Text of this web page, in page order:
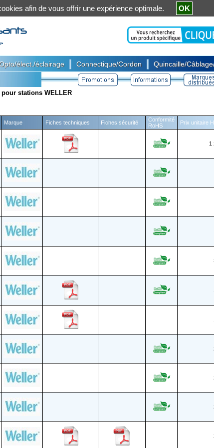
élect./éclairage Connectique/Cordon Quincaille/
pour stations WELLER
Marque Fiches techniques Fiches sécurité
Conformité
RoHS
Prix unitaire
1
afin de vous offrir une expérience optimale. OK